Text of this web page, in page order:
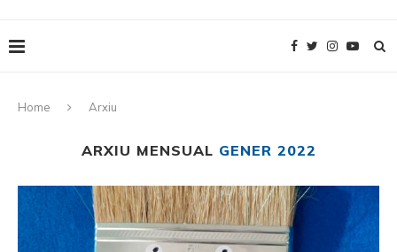
Home Arxiu
ARXIU MENSUAL GENER 2022